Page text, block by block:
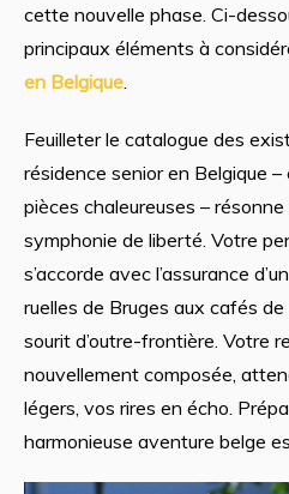
cette nouvelle phase. Ci-
principaux éléments à
en Belgique
Feuilleter le catalogue des
résidence senior en Belgique –
pièces chaleureuses –
symphonie de liberté. Votre
s’accorde avec l’assurance
ruelles de Bruges aux cafés
sourit d’outre-frontière. Votre
nouvellement composée,
légers, vos rires en écho.
harmonieuse aventure belge